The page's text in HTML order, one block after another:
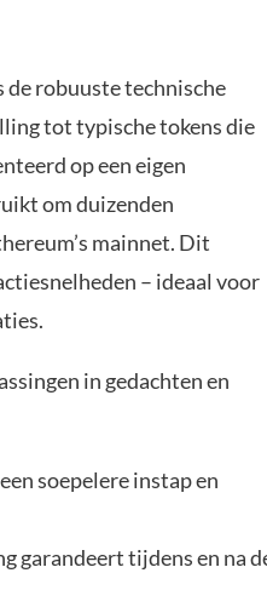
de robuuste technische
tot typische tokens die
op een eigen
om duizenden
mainnet. Dit
– ideaal voor
in gedachten en
soepelere instap en
garandeert tijdens en na